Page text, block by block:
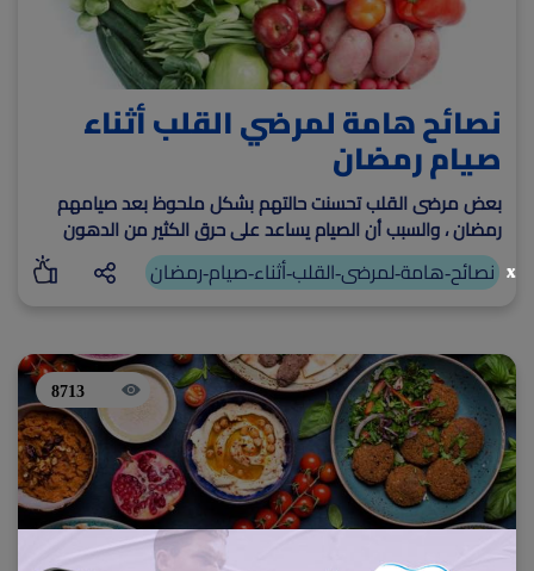
نصائح هامة لمرضي القلب أثناء
صيام رمضان
بعض مرضى القلب تحسنت حالتهم بشكل ملحوظ بعد صيامهم
رمضان ، والسبب أن الصيام يساعد على حرق الكثير من الدهون
الضارة بالجسم وهو ما يحسن صحة القلب
نصائح-هامة-لمرضى-القلب-أثناء-صيام-رمضان
8713
x